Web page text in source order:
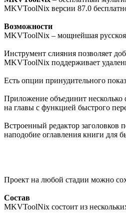
MKVToolNix версии 87.0
Возможности
MKVToolNix – мощнейшая
Инструмент слияния позволяет
MKVToolNix поддерживает
Есть опции принудительного
Приложение объединит
на главы с функцией быстрого
Встроенный редактор заголовков
наподобие оглавления книги для
Проект на любой стадии можно
Состав
MKVToolNix состоит из